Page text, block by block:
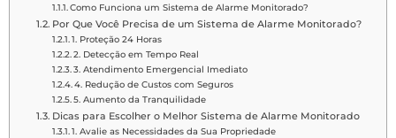
Como Funciona um Sistema de Alarme Monitorado?
Por Que Você Precisa de um Sistema de Alarme Monitorado?
1. Proteção 24 Horas
2. Detecção em Tempo Real
3. Atendimento Emergencial Imediato
4. Redução de Custos com Seguros
5. Aumento da Tranquilidade
Dicas para Escolher o Melhor Sistema de Alarme Monitorado
1. Avalie as Necessidades da Sua Propriedade